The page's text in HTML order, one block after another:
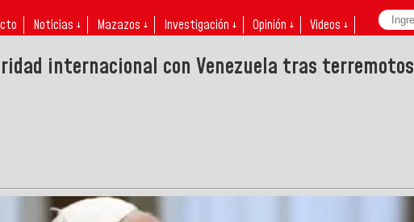
Noticias ↓ Mazazos ↓ Investigación ↓ Opinión ↓ Videos ↓
internacional con Venezuela tras terremotos